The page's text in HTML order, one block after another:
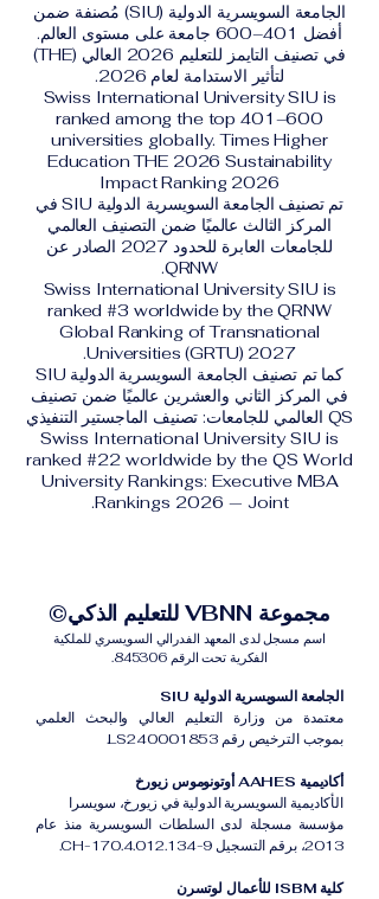
الجامعة السويسرية الدولية (SIU) مُصنفة ضمن
أفضل 401–600 جامعة على مستوى العالم.
في تصنيف التايمز للتعليم 2026 العالي (THE)
لتأثير الاستدامة لعام 2026.
Swiss International University SIU is
ranked among the top 401–600
universities globally. Times Higher
Education THE 2026 Sustainability
Impact Ranking 2026
تم تصنيف الجامعة السويسرية الدولية SIU في
المركز الثالث عالميًا ضمن التصنيف العالمي
للجامعات العابرة للحدود 2027 الصادر عن
QRNW.
Swiss International University SIU is
ranked #3 worldwide by the QRNW
Global Ranking of Transnational
Universities (GRTU) 2027.
كما تم تصنيف الجامعة السويسرية الدولية SIU
في المركز الثاني والعشرين عالميًا ضمن تصنيف
QS العالمي للجامعات: تصنيف الماجستير التنفيذي
Swiss International University SIU is
ranked #22 worldwide by the QS World
University Rankings: Executive MBA
Rankings 2026 — Joint.
مجموعة VBNN للتعليم الذكي©
اسم مسجل لدى المعهد الفدرالي السويسري للملكية
الفكرية تحت الرقم 845306.
الجامعة السويسرية الدولية SIU
معتمدة من وزارة التعليم العالي والبحث العلمي
بموجب الترخيص رقم LS240001853.
أكاديمية AAHES أوتونوموس زيورخ
الأكاديمية السويسرية الدولية في زيورخ، سويسرا
مؤسسة مسجلة لدى السلطات السويسرية منذ عام
2013، برقم التسجيل CH-170.4.012.134-9.
كلية ISBM للأعمال لوتسرن